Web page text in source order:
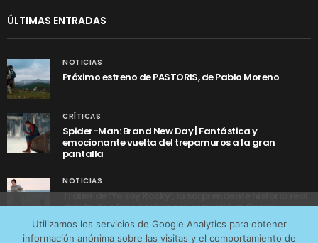
ÚLTIMAS ENTRADAS
NOTICIAS
Próximo estreno de PASTORIS, de Pablo Moreno
CRÍTICAS
Spider-Man: Brand New Day | Fantástica y
emocionante vuelta del trepamuros a la gran
pantalla
NOTICIAS
Tráiler de ‘Yo soy Rocky’, la sorprendente historia real
detrás de cómo Stallone se convirtió en Rocky
Utilizamos los servicios de Google Analytics para obtener
información anónima sobre las visitas y el comportamiento de
tráfico web que recibimos y conocer los servicios que